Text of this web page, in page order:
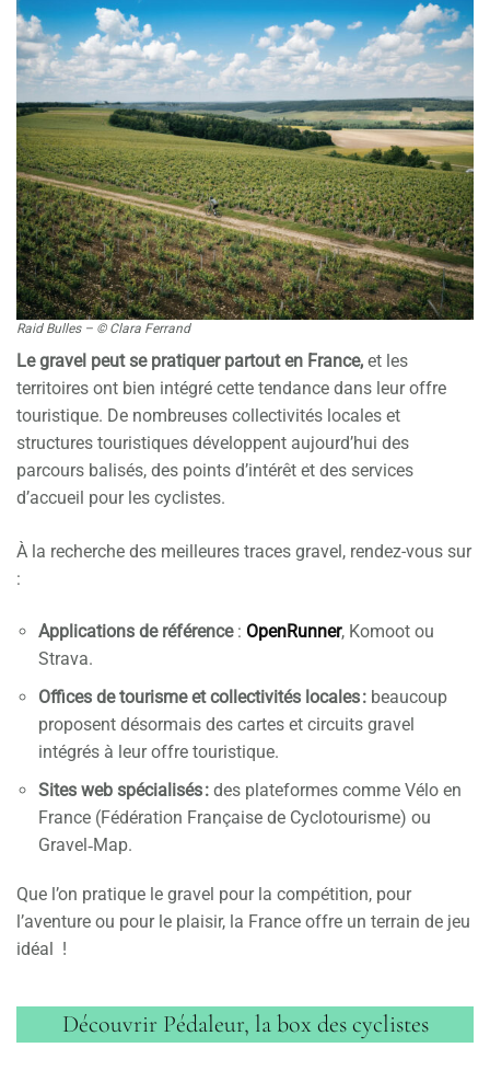
Raid Bulles – © Clara Ferrand
Le gravel peut se pratiquer partout en France, et les
territoires ont bien intégré cette tendance dans leur offre
touristique. De nombreuses collectivités locales et
structures touristiques développent aujourd’hui des
parcours balisés, des points d’intérêt et des services
d’accueil pour les cyclistes.
À la recherche des meilleures traces gravel, rendez-vous sur
:
Applications de référence: OpenRunner, Komoot ou
Strava.
Offices de tourisme et collectivités locales : beaucoup
proposent désormais des cartes et circuits gravel
intégrés à leur offre touristique.
Sites web spécialisés : des plateformes comme Vélo en
France (Fédération Française de Cyclotourisme) ou
Gravel‑Map.
Que l’on pratique le gravel pour la compétition, pour
l’aventure ou pour le plaisir, la France offre un terrain de jeu
idéal !
Découvrir Pédaleur, la box des cyclistes